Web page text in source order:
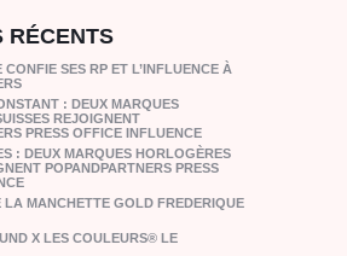
RÉCENTS
SES RP ET L’INFLUENCE À
: DEUX MARQUES
REJOIGNENT
PRESS OFFICE INFLUENCE
: DEUX MARQUES HORLOGÈRES
POPANDPARTNERS PRESS
LA MANCHETTE GOLD FREDERIQUE
X LES COULEURS® LE